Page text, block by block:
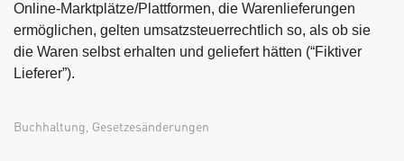
Online-Marktplätze/Plattformen, die Warenlieferungen
ermöglichen, gelten umsatzsteuerrechtlich so, als ob sie
die Waren selbst erhalten und geliefert hätten (“Fiktiver
Lieferer”).
Buchhaltung Gesetzesänderungen